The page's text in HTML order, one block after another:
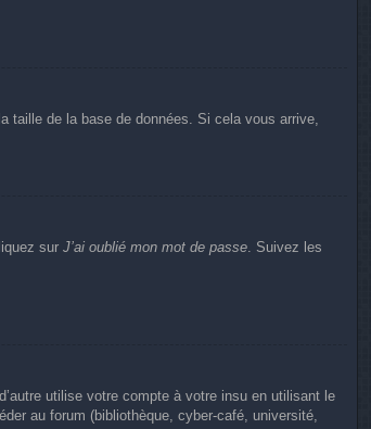
taille de la base de données. Si cela vous arrive,
sur J’ai oublié mon mot de passe. Suivez les
utilise votre compte à votre insu en utilisant le
au forum (bibliothèque, cyber-café, université,